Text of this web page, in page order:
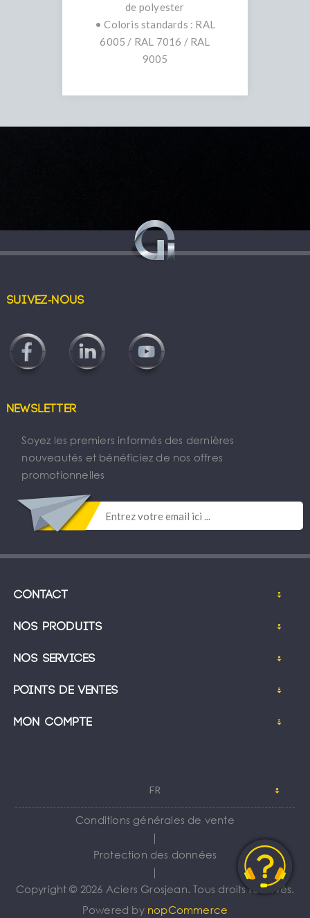
de polyester
• Coloris standards : RAL
6005 / RAL 7016 / RAL
9005
Suivez-nous
Newsletter
Soyez les premiers informés des dernières
nouveautés et bénéficiez de nos offres
promotionnelles
Contact
Nos produits
Nos services
Points de ventes
Mon compte
FR
Conditions générales de vente
｜
Protection des données
｜
Copyright © 2026 Aciers Grosjean. Tous droits réservés.
Powered by nopCommerce